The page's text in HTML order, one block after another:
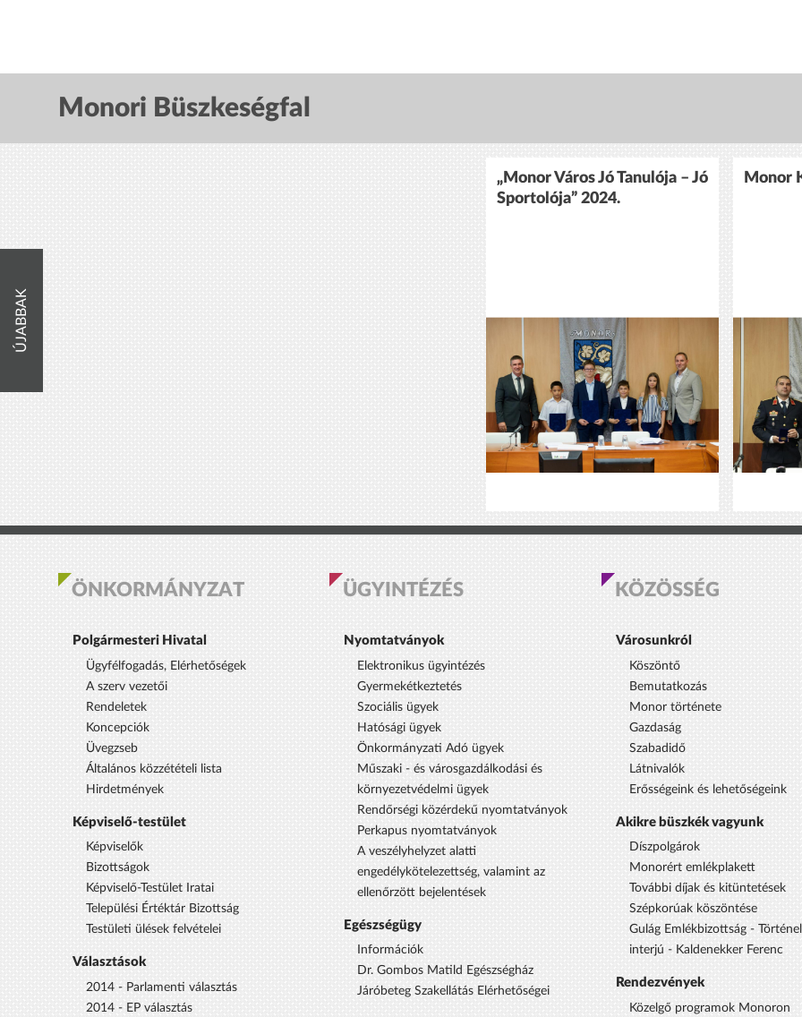
Monori Büszkeségfal
ÚJABBAK
„Monor Város Jó Tanulója – Jó
Sportolója” 2024.
Monor
ÖNKORMÁNYZAT
Polgármesteri Hivatal
Ügyfélfogadás, Elérhetőségek
A szerv vezetői
Rendeletek
Koncepciók
Üvegzseb
Általános közzétételi lista
Hirdetmények
Képviselő-testület
Képviselők
Bizottságok
Képviselő-Testület Iratai
Települési Értéktár Bizottság
Testületi ülések felvételei
Választások
2014 - Parlamenti választás
2014 - EP választás
ÜGYINTÉZÉS
Nyomtatványok
Elektronikus ügyintézés
Gyermekétkeztetés
Szociális ügyek
Hatósági ügyek
Önkormányzati Adó ügyek
Műszaki - és városgazdálkodási és
környezetvédelmi ügyek
Rendőrségi közérdekű nyomtatványok
Perkapus nyomtatványok
A veszélyhelyzet alatti
engedélykötelezettség, valamint az
ellenőrzött bejelentések
Egészségügy
Információk
Dr. Gombos Matild Egészségház
Járóbeteg Szakellátás Elérhetőségei
KÖZÖSSÉG
Városunkról
Köszöntő
Bemutatkozás
Monor története
Gazdaság
Szabadidő
Látnivalók
Erősségeink és lehetőségeink
Akikre büszkék vagyunk
Díszpolgárok
Monorért emlékplakett
További díjak és kitüntetések
Szépkorúak köszöntése
Gulág Emlékbizottság -
interjú - Kaldenekker Ferenc
Rendezvények
Közelgő programok Monoron